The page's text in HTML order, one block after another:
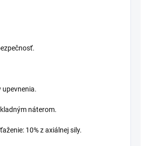
upevnenia.
náterom.
10% z axiálnej sily.